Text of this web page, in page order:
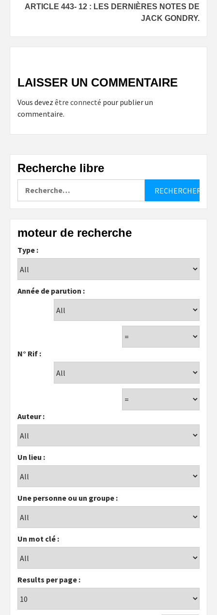
ARTICLE 443- 12 : LES DERNIÈRES NOTES DE
JACK GONDRY.
LAISSER UN COMMENTAIRE
Vous devez être connecté pour publier un
commentaire.
Recherche libre
moteur de recherche
Type :
Année de parution :
N° Rif :
Auteur :
Un lieu :
Une personne ou un groupe :
Un mot clé :
Results per page :